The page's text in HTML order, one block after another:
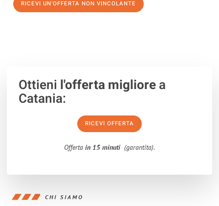
RICEVI UN'OFFERTA NON VINCOLANTE
Ottieni l'offerta migliorea
Catania:
RICEVI OFFERTA
Offerta in 15 minuti (garantita).
CHI SIAMO